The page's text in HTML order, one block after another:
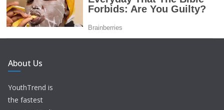
About Us
YouthTrend is
the fastest